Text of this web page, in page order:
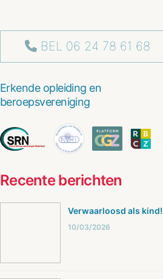
BEL 06 24 78 61 68
Erkende opleiding en
beroepsvereniging
Recente berichten
Verwaarloosd als kind!
10/03/2026